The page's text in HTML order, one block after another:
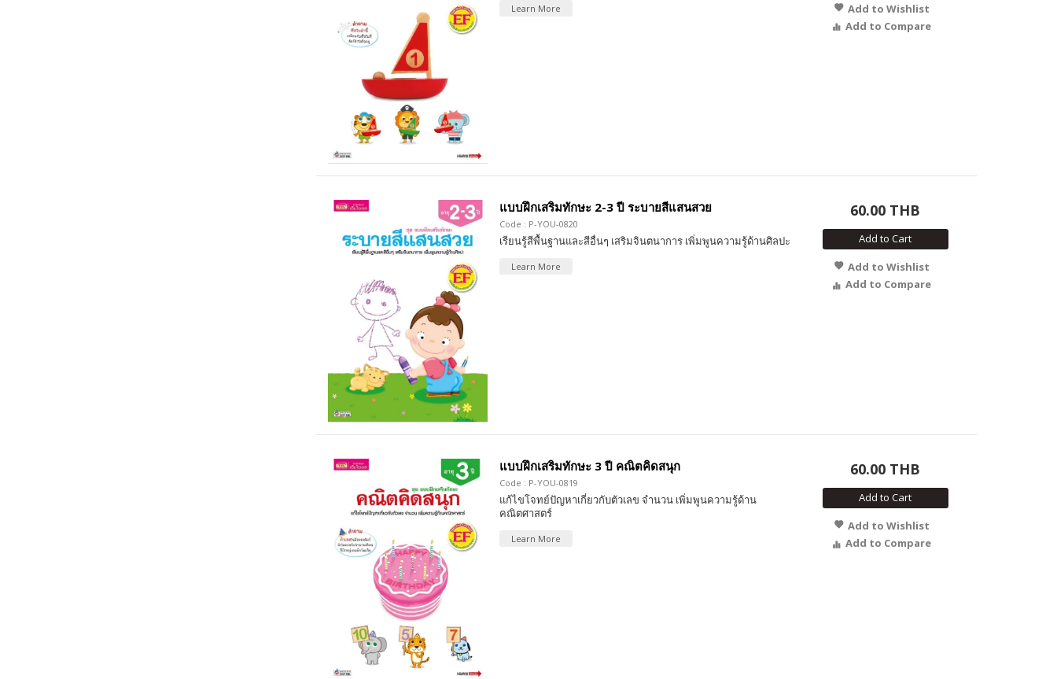
Learn More
Add to Wishlist
Add to Compare
แบบฝึกเสริมทักษะ 2-3 ปี ระบายสีแสนสวย
Code : P-YOU-0820
เรียนรู้สีพื้นฐานและสีอื่นๆ เสริมจินตนาการ เพิ่มพูนความรู้ด้านศิลปะ
Learn More
60.00 THB
Add to Cart
Add to Wishlist
Add to Compare
แบบฝึกเสริมทักษะ 3 ปี คณิตคิดสนุก
Code : P-YOU-0819
แก้ไขโจทย์ปัญหาเกี่ยวกับตัวเลข จำนวน เพิ่มพูนความรู้ด้าน
คณิตศาสตร์
Learn More
60.00 THB
Add to Cart
Add to Wishlist
Add to Compare